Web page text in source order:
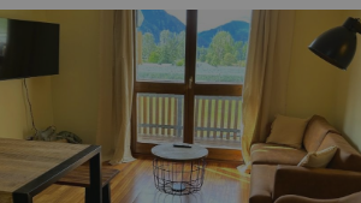
Oops, wir haben keine Ergebnisse